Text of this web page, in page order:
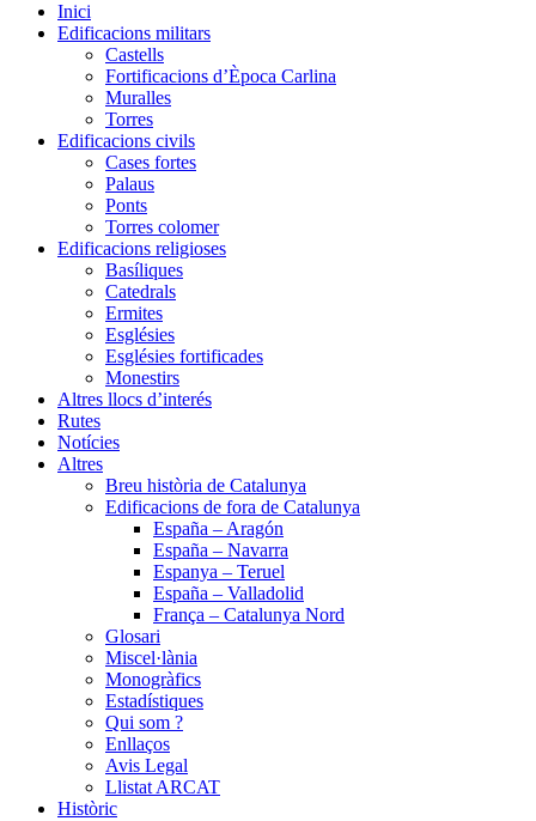
Inici
Edificacions militars
Castells
Fortificacions d’Època Carlina
Muralles
Torres
Edificacions civils
Cases fortes
Palaus
Ponts
Torres colomer
Edificacions religioses
Basíliques
Catedrals
Ermites
Esglésies
Esglésies fortificades
Monestirs
Altres llocs d’interés
Rutes
Notícies
Altres
Breu història de Catalunya
Edificacions de fora de Catalunya
España – Aragón
España – Navarra
Espanya – Teruel
España – Valladolid
França – Catalunya Nord
Glosari
Miscel·lània
Monogràfics
Estadístiques
Qui som ?
Enllaços
Avis Legal
Llistat ARCAT
Històric